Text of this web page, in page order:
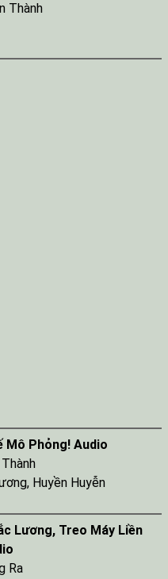
Thành
Mô Phỏng! Audio
, Huyền Huyễn
Lương, Treo Máy Liền
Ra